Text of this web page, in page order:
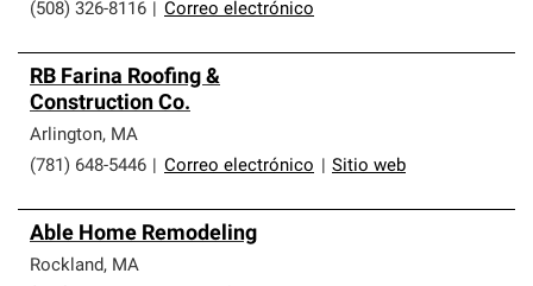
(508) 326-8116
Correo electrónico
RB Farina Roofing &
Construction Co.
Arlington, MA
(781) 648-5446
Correo electrónico Sitio web
Able Home Remodeling
Rockland, MA